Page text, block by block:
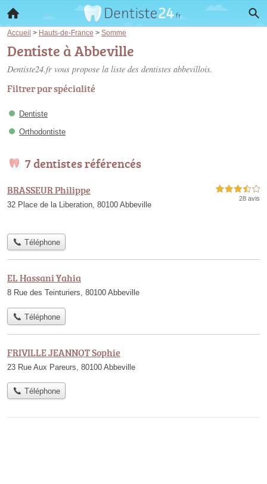
Accueil > Hauts-de-France > Somme
Dentiste à Abbeville
Dentiste24.fr vous propose la liste des dentistes abbevillois.
Filtrer par spécialité
Dentiste
Orthodontiste
7 dentistes référencés
BRASSEUR Philippe
32 Place de la Liberation, 80100 Abbeville
3,5 étoiles sur 5
28 avis
Téléphone
EL Hassani Yahia
8 Rue des Teinturiers, 80100 Abbeville
Téléphone
FRIVILLE JEANNOT Sophie
23 Rue Aux Pareurs, 80100 Abbeville
Téléphone